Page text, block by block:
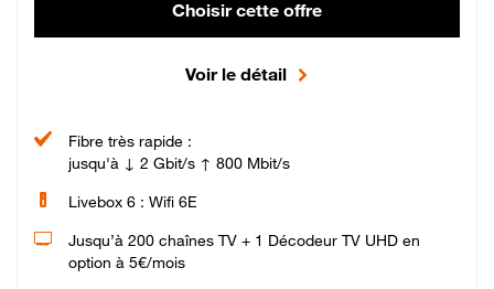
Choisir cette offre
Voir le détail
Fibre très rapide :
jusqu'à ↓ 2 Gbit/s ↑ 800 Mbit/s
Livebox 6 : Wifi 6E
Jusqu’à 200 chaînes TV + 1 Décodeur TV UHD en
option à 5€/mois